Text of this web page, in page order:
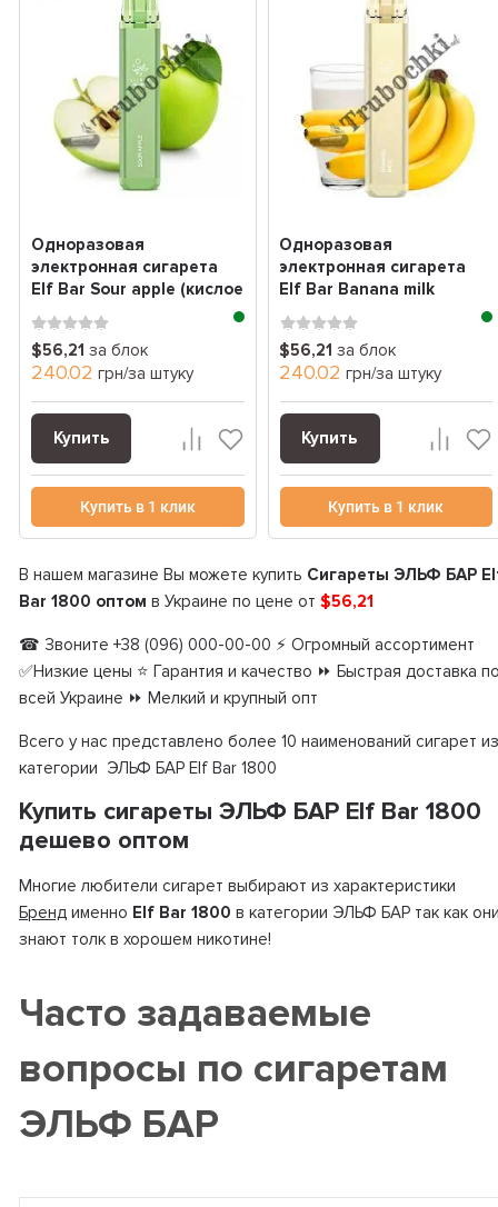
Одноразовая
электронная сигарета
Elf Bar Sour apple (кислое
яблоко) (1800 Зат...
$56,21 за блок
240.02 грн/за штуку
Купить
Купить в 1 клик
Одноразовая
электронная сигарета
Elf Bar Banana milk
(банановое молоко)
(1800...
$56,21 за блок
240.02 грн/за штуку
Купить
Купить в 1 клик
В нашем магазине Вы можете купить Сигареты ЭЛЬФ БАР
Bar 1800 оптом в Украине по цене от $56,21
☎ Звоните +38 (096) 000-00-00 ⚡ Огромный ассортимент
✅Низкие цены ⭐ Гарантия и качество ⏩ Быстрая доставка
всей Украине ⏩ Мелкий и крупный опт
Всего у нас представлено более 10 наименований сигарет из
категории ЭЛЬФ БАР Elf Bar 1800
Купить сигареты ЭЛЬФ БАР Elf Bar 1800
дешево оптом
Многие любители сигарет выбирают из характеристики
Брендименно Elf Bar 1800 в категории ЭЛЬФ БАР так как
знают толк в хорошем никотине!
Часто задаваемые
вопросы по сигаретам
ЭЛЬФ БАР